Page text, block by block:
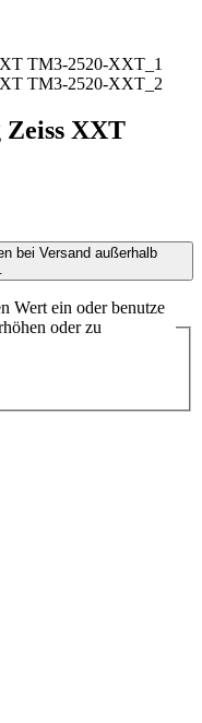
Zeiss XXT
bei Versand außerhalb
Wert ein oder benutze
oder zu